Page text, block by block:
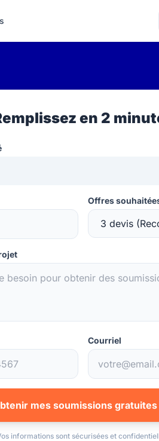
en 2
Offres
Courriel
mes soumissions gratuites
informations sont sécurisées et